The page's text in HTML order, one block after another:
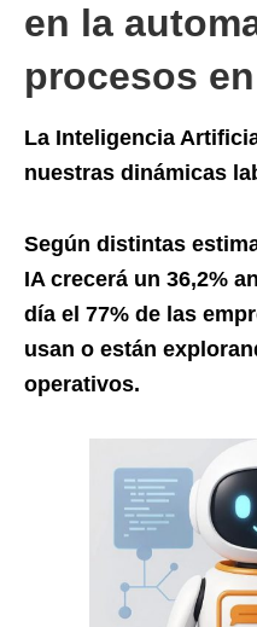
en la
procesos
La Inteligencia
nuestras dinámicas
Según distintas
IA crecerá un 36,2%
día el 77% de las
usan o están
operativos.